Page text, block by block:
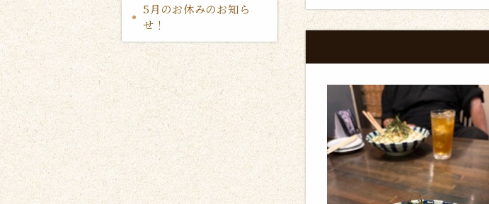
5月のお休みのお知ら
せ！